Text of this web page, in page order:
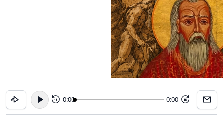
15 0:00 -0:00 15